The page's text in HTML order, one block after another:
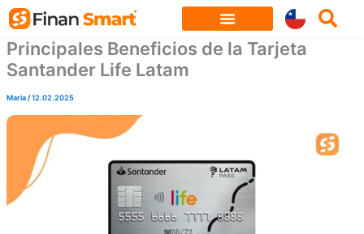
Skip
content
Principales Beneficios de la Tarjeta
Santander Life Latam
Maria/12.02.2025